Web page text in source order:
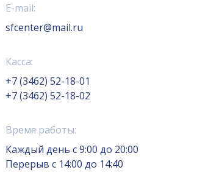
E-mail:
sfcenter@mail.ru
Касса:
+7 (3462) 52-18-01
+7 (3462) 52-18-02
Время работы:
Каждый день с 9:00 до 20:00
Перерыв с 14:00 до 14:40